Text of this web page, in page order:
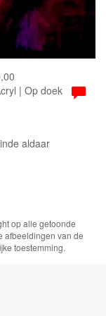
| Op doek
aldaar
op alle getoonde
afbeeldingen van de
toestemming.